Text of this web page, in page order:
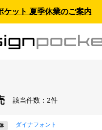
ケット 夏季休業のご案内
該当件数： 2件
ダイナフォント